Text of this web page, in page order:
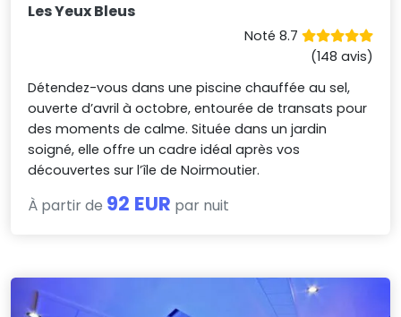
Les Yeux Bleus
Noté 8.7
(148 avis)
Détendez-vous dans une piscine chauffée au sel,
ouverte d’avril à octobre, entourée de transats pour
des moments de calme. Située dans un jardin
soigné, elle offre un cadre idéal après vos
découvertes sur l’île de Noirmoutier.
À partir de 92 EUR par nuit